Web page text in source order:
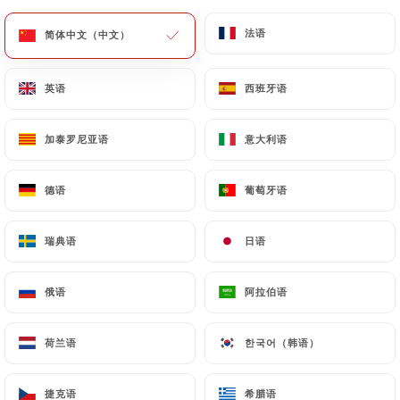
菜单
简体中文（中文） 法语
英语 西班牙语
加泰罗尼亚语 意大利语
德语 葡萄牙语
瑞典语 日语
俄语 阿拉伯语
荷兰语 한국어（韩语）
捷克语 希腊语
联系人
简体中文（中文） 法语
英语 西班牙语
加泰罗尼亚语 意大利语
德语 葡萄牙语
瑞典语 日语
俄语 阿拉伯语
荷兰语 한국어（韩语）
捷克语 希腊语